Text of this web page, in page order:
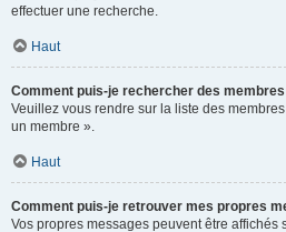
effectuer une recherche.
Haut
Comment puis-je rechercher des
Veuillez vous rendre sur la liste des
un membre ».
Haut
Comment puis-je retrouver mes propres
Vos propres messages peuvent être affichés